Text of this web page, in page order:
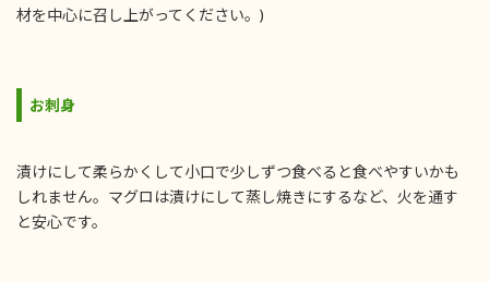
材を中心に召し上がってください。)
お刺身
漬けにして柔らかくして小口で少しずつ食べると食べやすいかも
しれません。マグロは漬けにして蒸し焼きにするなど、火を通す
と安心です。